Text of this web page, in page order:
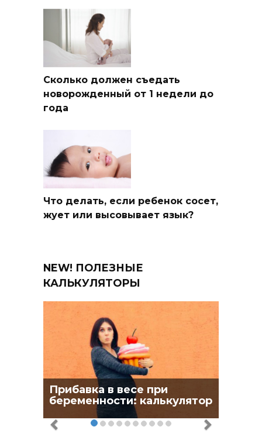
Сколько должен съедать
новорожденный от 1 недели до
года
Что делать, если ребенок сосет,
жует или высовывает язык?
NEW! ПОЛЕЗНЫЕ
КАЛЬКУЛЯТОРЫ
Прибавка в весе при
беременности: калькулятор